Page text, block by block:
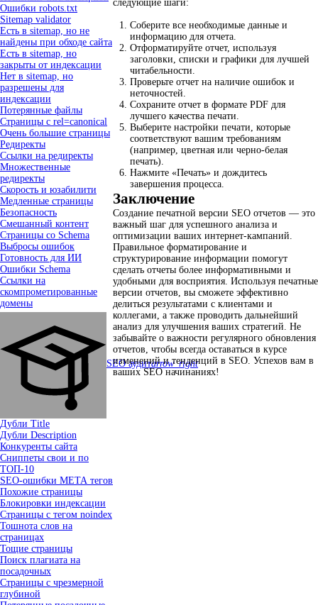
Ошибки robots.txt
Sitemap validator
Есть в sitemap, но не
найдены при обходе сайта
Есть в sitemap, но
закрыты от индексации
Нет в sitemap, но
разрешены для
индексации
Потерянные файлы
Страницы с rel=canonical
Очень большие страницы
Редиректы
Ссылки на редиректы
Множественные
редиректы
Скорость и юзабилити
Медленные страницы
Безопасность
Смешанный контент
Страницы со Schema
Выбросы ошибок
Готовность для ИИ
Ошибки Schema
Ссылки на
скомпрометированные
домены
SEO аудитarrow_right
Дубли Title
Дубли Description
Конкуренты сайта
Сниппеты свои и по
ТОП-10
SEO-ошибки МЕТА тегов
Похожие страницы
Блокировки индексации
Страницы с тегом noindex
Тошнота слов на
страницах
Тощие страницы
Поиск плагиата на
посадочных
Страницы с чрезмерной
глубиной
следующие шаги:
Соберите все необходимые данные и
информацию для отчета.
Отформатируйте отчет, используя
заголовки, списки и графики для лучшей
читабельности.
Проверьте отчет на наличие ошибок и
неточностей.
Сохраните отчет в формате PDF для
лучшего качества печати.
Выберите настройки печати, которые
соответствуют вашим требованиям
(например, цветная или черно-белая
печать).
Нажмите «Печать» и дождитесь
завершения процесса.
Заключение
Создание печатной версии SEO отчетов — это
важный шаг для успешного анализа и
оптимизации ваших интернет-кампаний.
Правильное форматирование и
структурирование информации помогут
сделать отчеты более информативными и
удобными для восприятия. Используя печатные
версии отчетов, вы сможете эффективно
делиться результатами с клиентами и
коллегами, а также проводить дальнейший
анализ для улучшения ваших стратегий. Не
забывайте о важности регулярного обновления
отчетов, чтобы всегда оставаться в курсе
изменений и тенденций в SEO. Успехов вам в
ваших SEO начинаниях!